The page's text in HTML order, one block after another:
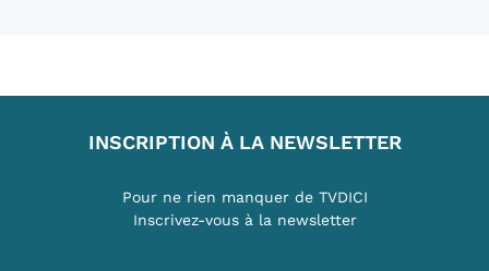
INSCRIPTION À LA NEWSLETTER
Pour ne rien manquer de TVDICI
Inscrivez-vous à la newsletter